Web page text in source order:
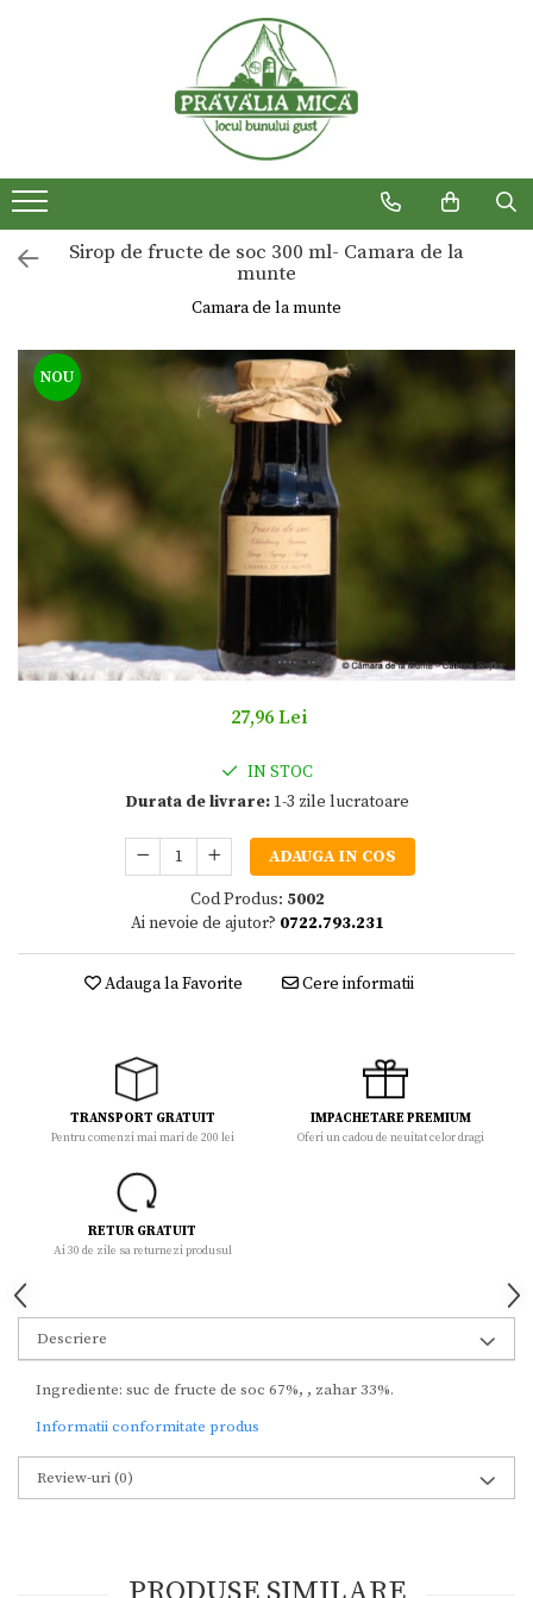
Sirop de fructe de soc 300 ml- Camara de la
munte
Camara de la munte
NOU
27,96 Lei
IN STOC
Durata de livrare:1-3 zile lucratoare
ADAUGA IN COS
Cod Produs: 5002
Ai nevoie de ajutor? 0722.793.231
Adauga la Favorite Cere informatii
TRANSPORT GRATUIT
Pentru comenzi mai mari de 200 lei
IMPACHETARE PREMIUM
Oferi un cadou de neuitat celor dragi
RETUR GRATUIT
Ai 30 de zile sa returnezi produsul
Descriere
Ingrediente: suc de fructe de soc 67%, , zahar 33%.
Informatii conformitate produs
Review-uri(0)